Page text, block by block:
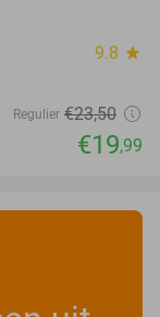
9.8 star
Regulier €23,50
€19,99